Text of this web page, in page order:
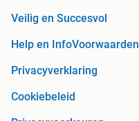
Veilig en Succesvol
Help en InfoVoorwaarden
Privacyverklaring
Cookiebeleid